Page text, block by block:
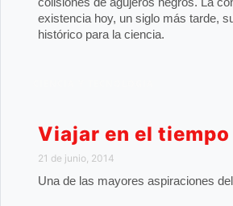
existencia hoy, un siglo más tarde,
histórico para la ciencia.
Viajar en el tiempo
21 de junio, 2014
Una de las mayores aspiraciones